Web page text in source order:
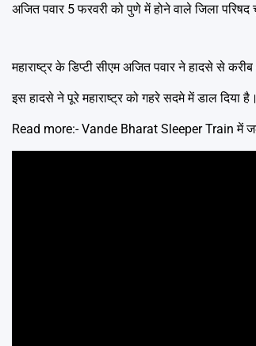
अजित पवार 5 फरवरी को पुणे में होने वाले जिला
महाराष्ट्र के डिप्टी सीएम अजित पवार ने हादसे से
इस हादसे ने पूरे महाराष्ट्र को गहरे सदमे में डाल दिया है।
Read more:-Vande Bharat Sleeper Train में जल्द